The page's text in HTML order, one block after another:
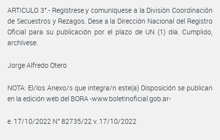
ARTICULO 3°.- Regístrese y comuníquese a la División Coordinación
de Secuestros y Rezagos. Dese a la Dirección Nacional del Registro
Oficial para su publicación por el plazo de UN (1) día. Cumplido,
archívese.
Jorge Alfredo Otero
NOTA: El/los Anexo/s que integra/n este(a) Disposición se publican
en la edición web del BORA -www.boletinoficial.gob.ar-
e. 17/10/2022 N° 82735/22 v. 17/10/2022